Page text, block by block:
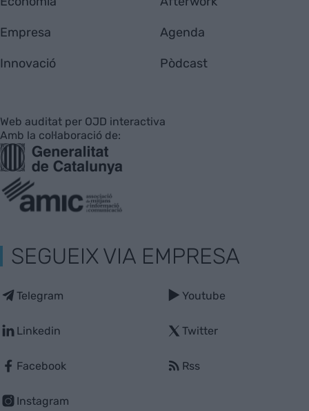
Empresa
Innovació
Agenda
Pòdcast
Web auditat per OJD interactiva
Amb la col·laboració de:
SEGUEIX VIA EMPRESA
Telegram
Linkedin
Facebook
Instagram
Youtube
Twitter
Rss